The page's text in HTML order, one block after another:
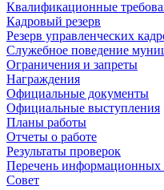
Квалификационные
Кадровый резерв
Резерв управленческих
Служебное поведение
Ограничения и запреты
Награждения
Официальные документы
Официальные выступления
Планы работы
Отчеты о работе
Результаты проверок
Перечень информационных
Совет